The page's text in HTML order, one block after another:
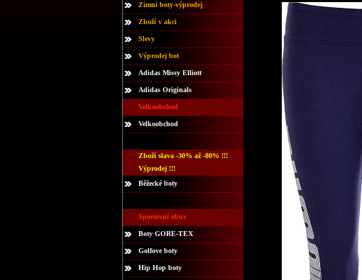
Zimní boty-výprodej
Zboží v akci
Slevy
Výprodej bot
Adidas Missy Elliott
Adidas Originals
Velkoobchod
Velkoobchod
Zboží slava -30% až -80% !!!
Výprodej !!!
Běžecké boty
Sportovní obuv
Boty GORE-TEX
Golfove boty
Hip Hop boty